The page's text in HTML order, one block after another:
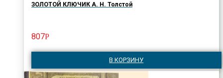
ЗОЛОТОЙ КЛЮЧИК А. Н. Толстой
807Р
В КОРЗИНУ